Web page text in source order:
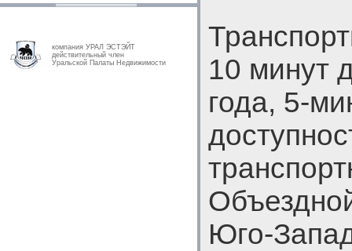
компания УРАЛ ЭСТЭЙТ
действительный член
Уральской Палаты Недвижимости
10 минут
года, 5-
Юго-